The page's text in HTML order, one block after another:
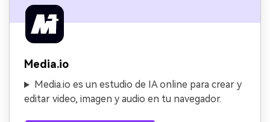
Media.io
Media.io es un estudio de IA online para crear y
editar video, imagen y audio en tu navegador.